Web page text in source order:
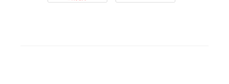
Joshin Biccamera